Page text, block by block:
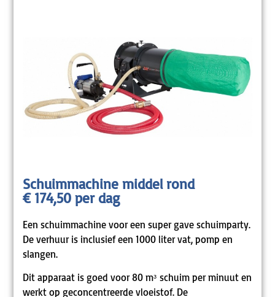
Schuimmachine middel rond
€ 174,50 per dag
Een schuimmachine voor een super gave schuimparty.
De verhuur is inclusief een 1000 liter vat, pomp en
slangen.
Dit apparaat is goed voor 80 mᶟ schuim per minuut en
werkt op geconcentreerde vloeistof. De